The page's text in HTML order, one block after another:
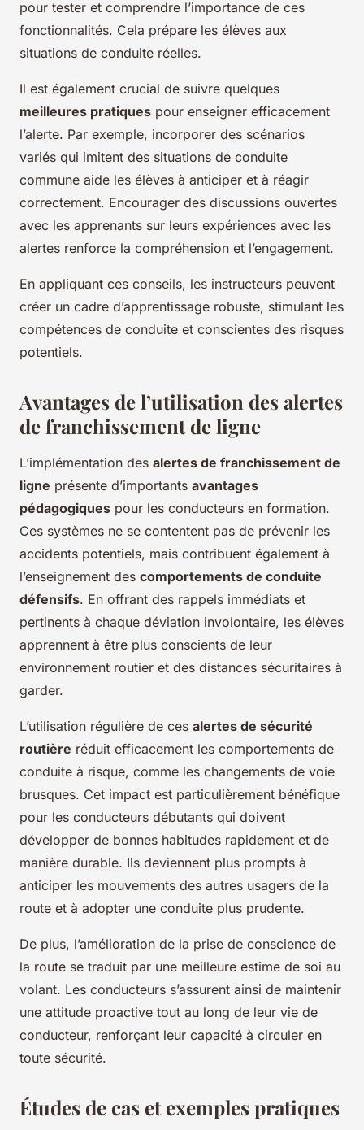
pour tester et comprendre l’importance de ces
fonctionnalités. Cela prépare les élèves aux
situations de conduite réelles.
Il est également crucial de suivre quelques
meilleures pratiques pour enseigner efficacement
l’alerte. Par exemple, incorporer des scénarios
variés qui imitent des situations de conduite
commune aide les élèves à anticiper et à réagir
correctement. Encourager des discussions ouvertes
avec les apprenants sur leurs expériences avec les
alertes renforce la compréhension et l’engagement.
En appliquant ces conseils, les instructeurs peuvent
créer un cadre d’apprentissage robuste, stimulant les
compétences de conduite et conscientes des risques
potentiels.
Avantages de l’utilisation des alertes
de franchissement de ligne
L’implémentation des alertes de franchissement de
ligne présente d’importants avantages
pédagogiques pour les conducteurs en formation.
Ces systèmes ne se contentent pas de prévenir les
accidents potentiels, mais contribuent également à
l’enseignement des comportements de conduite
défensifs. En offrant des rappels immédiats et
pertinents à chaque déviation involontaire, les élèves
apprennent à être plus conscients de leur
environnement routier et des distances sécuritaires à
garder.
L’utilisation régulière de ces alertes de sécurité
routière réduit efficacement les comportements de
conduite à risque, comme les changements de voie
brusques. Cet impact est particulièrement bénéfique
pour les conducteurs débutants qui doivent
développer de bonnes habitudes rapidement et de
manière durable. Ils deviennent plus prompts à
anticiper les mouvements des autres usagers de la
route et à adopter une conduite plus prudente.
De plus, l’amélioration de la prise de conscience de
la route se traduit par une meilleure estime de soi au
volant. Les conducteurs s’assurent ainsi de maintenir
une attitude proactive tout au long de leur vie de
conducteur, renforçant leur capacité à circuler en
toute sécurité.
Études de cas et exemples pratiques